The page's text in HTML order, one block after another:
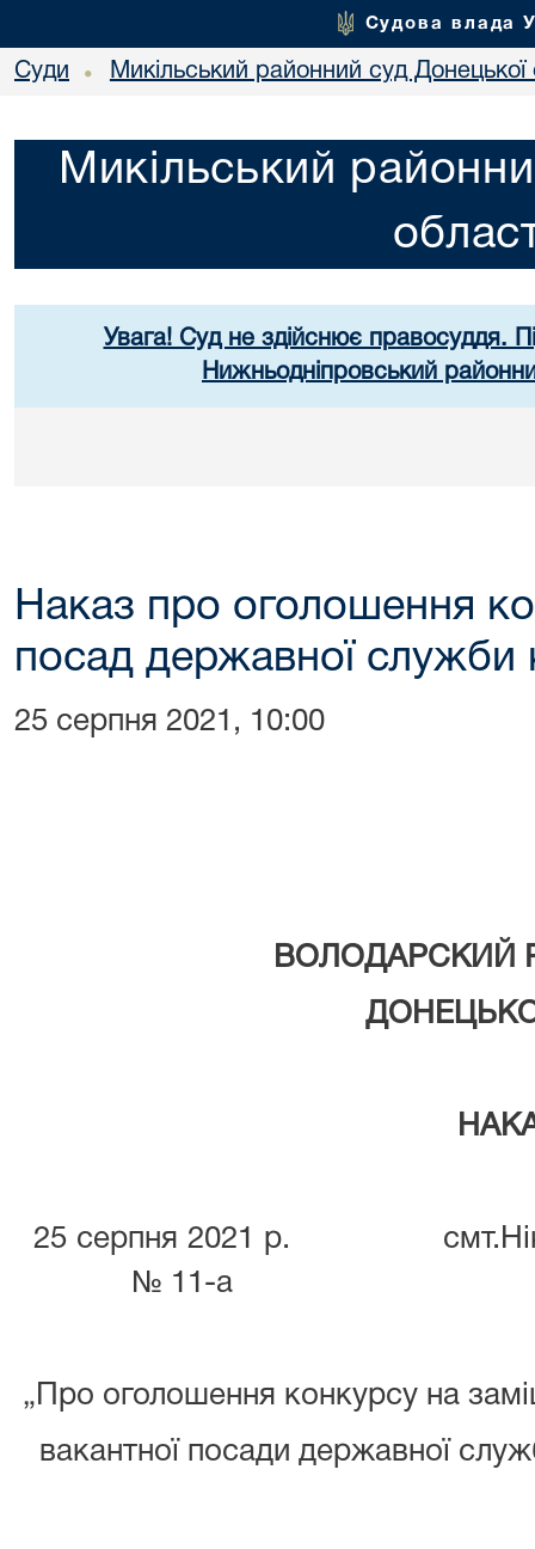
Судова влада
Суди • Микільський районний суд Донецької
Микільський
Увага! Суд не здійснює правосуддя.
Нижньодніпровський
Наказ про оголошення
посад державної служби
25 серпня 2021, 10:00
ВОЛОДАРСКИЙ
ДОНЕЦЬКОЇ
25 серпня 2021 р.
№ 11-а
„Про оголошення конкурсу на
вакантної посади державної